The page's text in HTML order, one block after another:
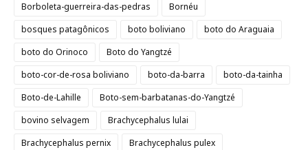
Borboleta-guerreira-das-pedras
Bornéu
bosques patagônicos
boto boliviano
boto do Araguaia
boto do Orinoco
Boto do Yangtzé
boto-cor-de-rosa boliviano
boto-da-barra
boto-da-tainha
Boto-de-Lahille
Boto-sem-barbatanas-do-Yangtzé
bovino selvagem
Brachycephalus lulai
Brachycephalus pernix
Brachycephalus pulex